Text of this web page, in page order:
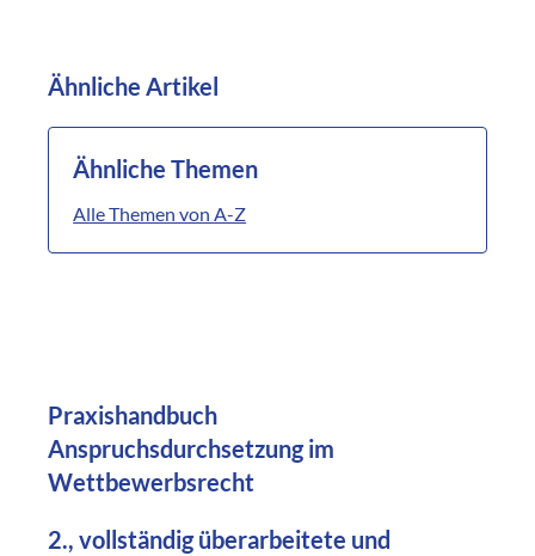
Ähnliche Artikel
Ähnliche Themen
Alle Themen von A-Z
Praxishandbuch
Anspruchsdurchsetzung im
Wettbewerbsrecht
2., vollständig überarbeitete und